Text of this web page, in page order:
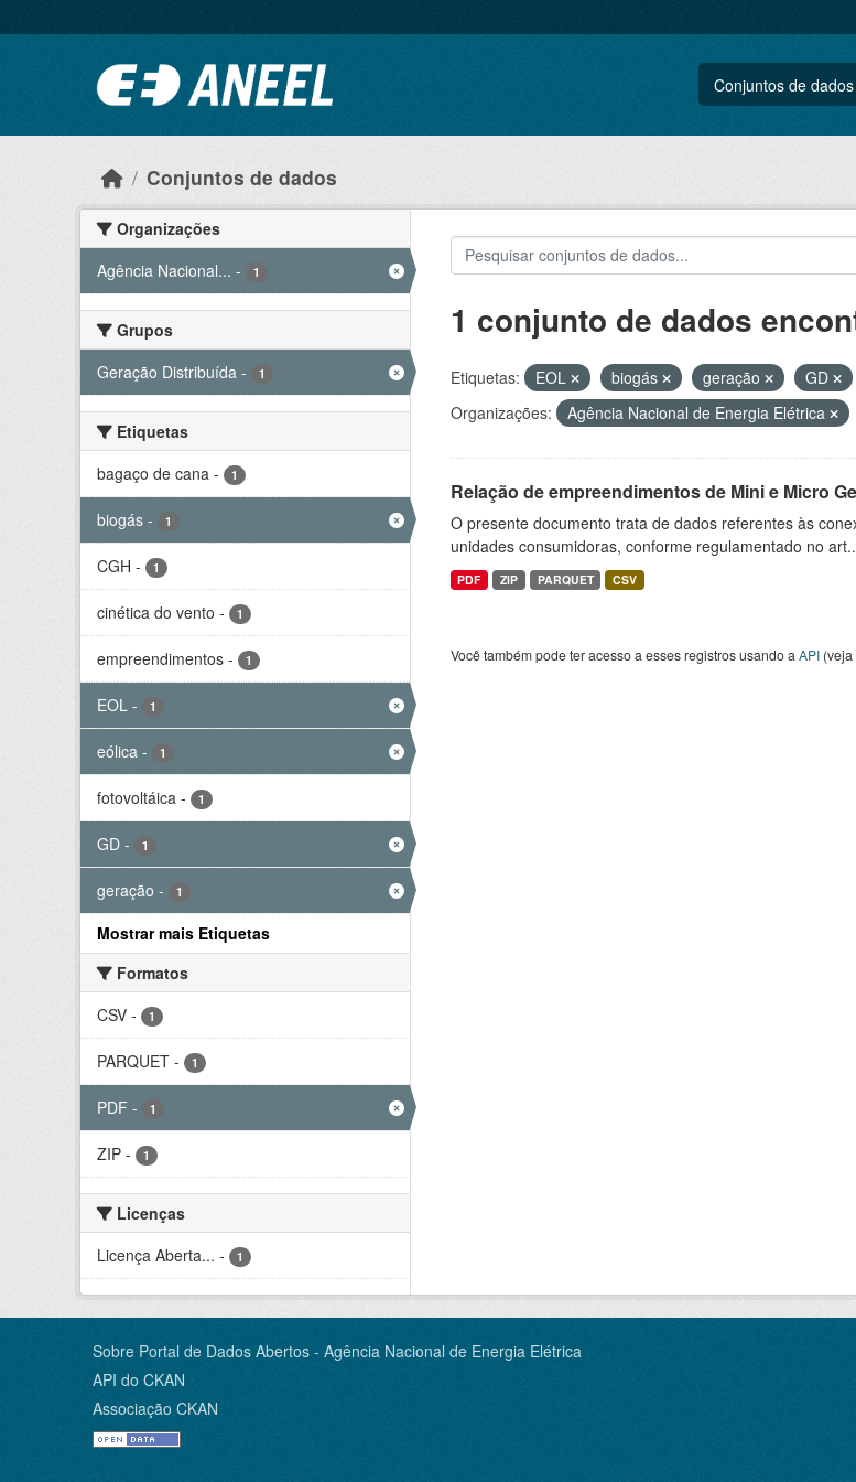
Conjuntos de dados
Conjuntos de dados
Organizações
Agência Nacional... - 1
Grupos
Geração Distribuída - 1
Etiquetas
bagaço de cana - 1
biogás - 1
CGH - 1
cinética do vento - 1
empreendimentos - 1
EOL - 1
eólica - 1
fotovoltáica - 1
GD - 1
geração - 1
Mostrar mais Etiquetas
Formatos
CSV - 1
PARQUET - 1
PDF - 1
ZIP - 1
Licenças
Licença Aberta... - 1
1 conjunto de dados
Etiquetas: EOL biogás geração GD
Organizações:
Agência Nacional de Energia Elétrica
Relação de empreendimentos de Mini e Micro
O presente documento trata de dados referentes às
unidades consumidoras, conforme regulamentado no
PDF ZIP PARQUET CSV
Você também pode ter acesso a esses registros usando a API(veja
Sobre Portal de Dados Abertos - Agência Nacional de Energia Elétrica
API do CKAN
Associação CKAN